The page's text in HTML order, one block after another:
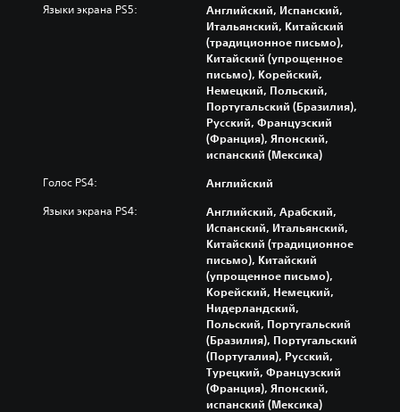
Языки экрана PS5:
Английский, Испанский,
Итальянский, Китайский
(традиционное письмо),
Китайский (упрощенное
письмо), Корейский,
Немецкий, Польский,
Португальский (Бразилия),
Русский, Французский
(Франция), Японский,
испанский (Мексика)
Голос PS4: Английский
Языки экрана PS4:
Английский, Арабский,
Испанский, Итальянский,
Китайский (традиционное
письмо), Китайский
(упрощенное письмо),
Корейский, Немецкий,
Нидерландский,
Польский, Португальский
(Бразилия), Португальский
(Португалия), Русский,
Турецкий, Французский
(Франция), Японский,
испанский (Мексика)